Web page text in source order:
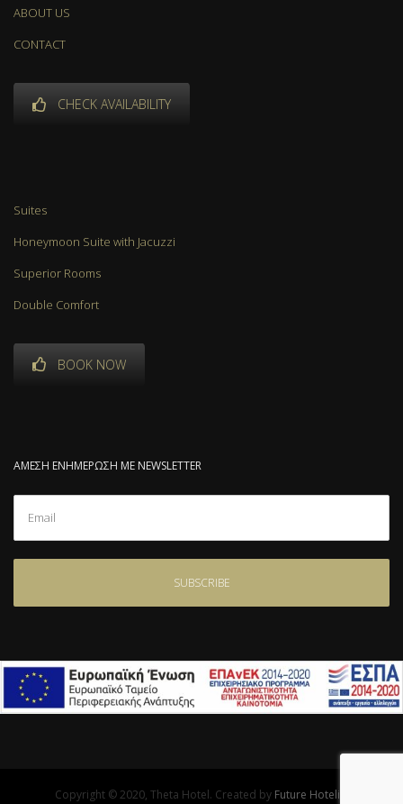
ABOUT US
CONTACT
CHECK AVAILABILITY
Suites
Honeymoon Suite with Jacuzzi
Superior Rooms
Double Comfort
BOOK NOW
ΑΜΕΣΗ ΕΝΗΜΕΡΩΣΗ ΜΕ NEWSLETTER
Copyright © 2020, Theta Hotel. Created by Future Hotelia.